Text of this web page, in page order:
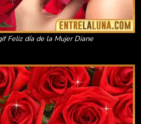
Feliz día de la Mujer Diane